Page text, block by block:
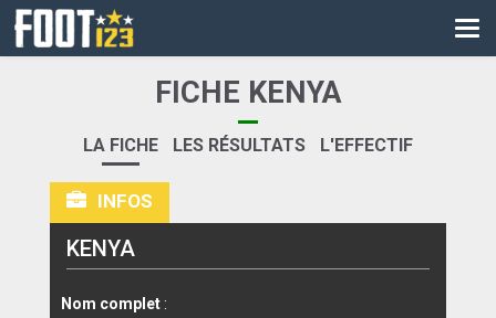
CM
LIGUE DES CHAMPIONS
PALMARÈS
LES DIRECTS
LIGUE 1
FICHE KENYA
LA FICHE LES RÉSULTATS L'EFFECTIF
INFOS
KENYA
Nom complet :